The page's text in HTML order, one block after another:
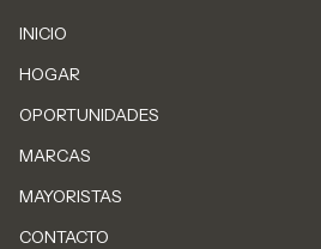
INICIO
HOGAR
OPORTUNIDADES
MARCAS
MAYORISTAS
CONTACTO